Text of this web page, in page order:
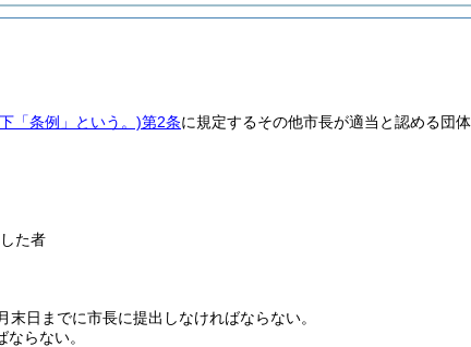
「条例」という。)第2条に規定するその他市長が適当と認める団体
た者
末日までに市長に提出しなければならない。
らない。